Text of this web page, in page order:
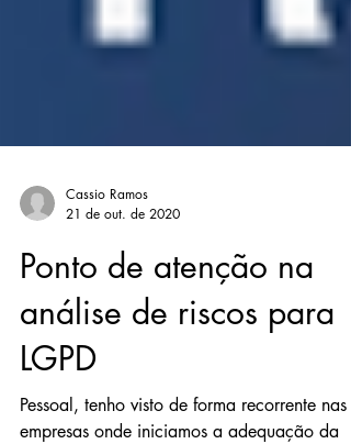
Cassio Ramos
21 de out. de 2020
Ponto de atenção na
análise de riscos para
LGPD